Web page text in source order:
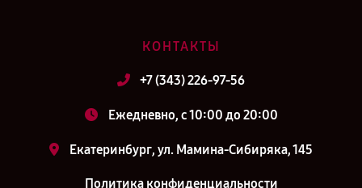
КОНТАКТЫ
+7 (343) 226-97-56
Ежедневно, с 10:00 до 20:00
Екатеринбург, ул. Мамина-Сибиряка, 145
Политика конфиденциальности